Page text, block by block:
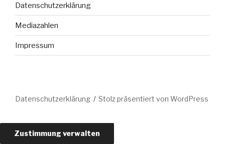
Datenschutzerklärung
Mediazahlen
Impressum
Datenschutzerklärung Stolz präsentiert von WordPress
Zustimmung verwalten